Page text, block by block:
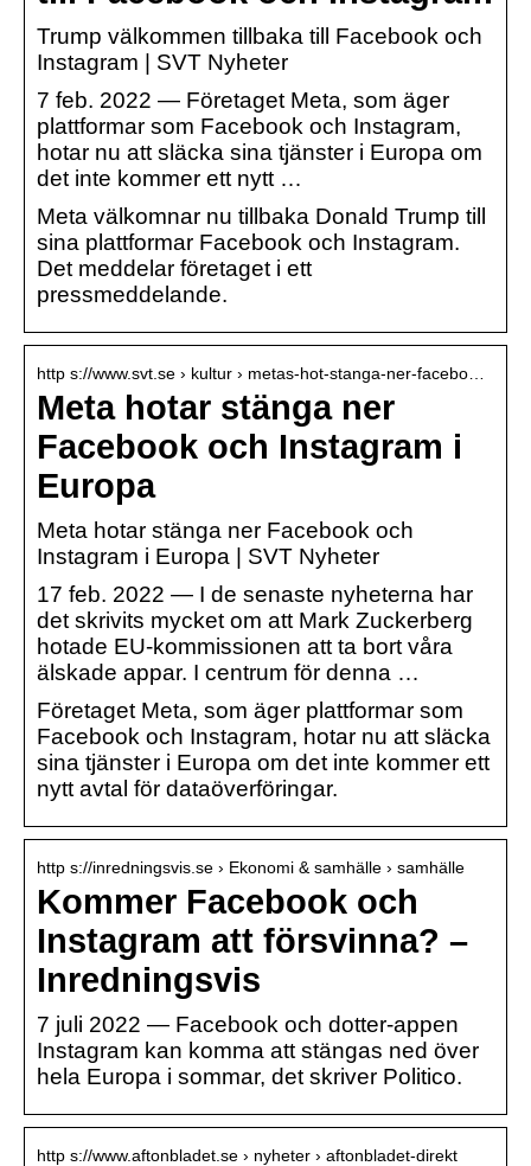
Trump välkommen tillbaka till Facebook och
Instagram | SVT Nyheter
7 feb. 2022 — Företaget Meta, som äger
plattformar som Facebook och Instagram,
hotar nu att släcka sina tjänster i Europa om
det inte kommer ett nytt …
Meta välkomnar nu tillbaka Donald Trump till
sina plattformar Facebook och Instagram.
Det meddelar företaget i ett
pressmeddelande.
http s://www.svt.se › kultur › metas-hot-stanga-ner-facebo…
Meta hotar stänga ner
Facebook och Instagram i
Europa
Meta hotar stänga ner Facebook och
Instagram i Europa | SVT Nyheter
17 feb. 2022 — I de senaste nyheterna har
det skrivits mycket om att Mark Zuckerberg
hotade EU-kommissionen att ta bort våra
älskade appar. I centrum för denna …
Företaget Meta, som äger plattformar som
Facebook och Instagram, hotar nu att släcka
sina tjänster i Europa om det inte kommer ett
nytt avtal för dataöverföringar.
http s://inredningsvis.se › Ekonomi & samhälle › samhälle
Kommer Facebook och
Instagram att försvinna? –
Inredningsvis
7 juli 2022 — Facebook och dotter-appen
Instagram kan komma att stängas ned över
hela Europa i sommar, det skriver Politico.
http s://www.aftonbladet.se › nyheter › aftonbladet-direkt